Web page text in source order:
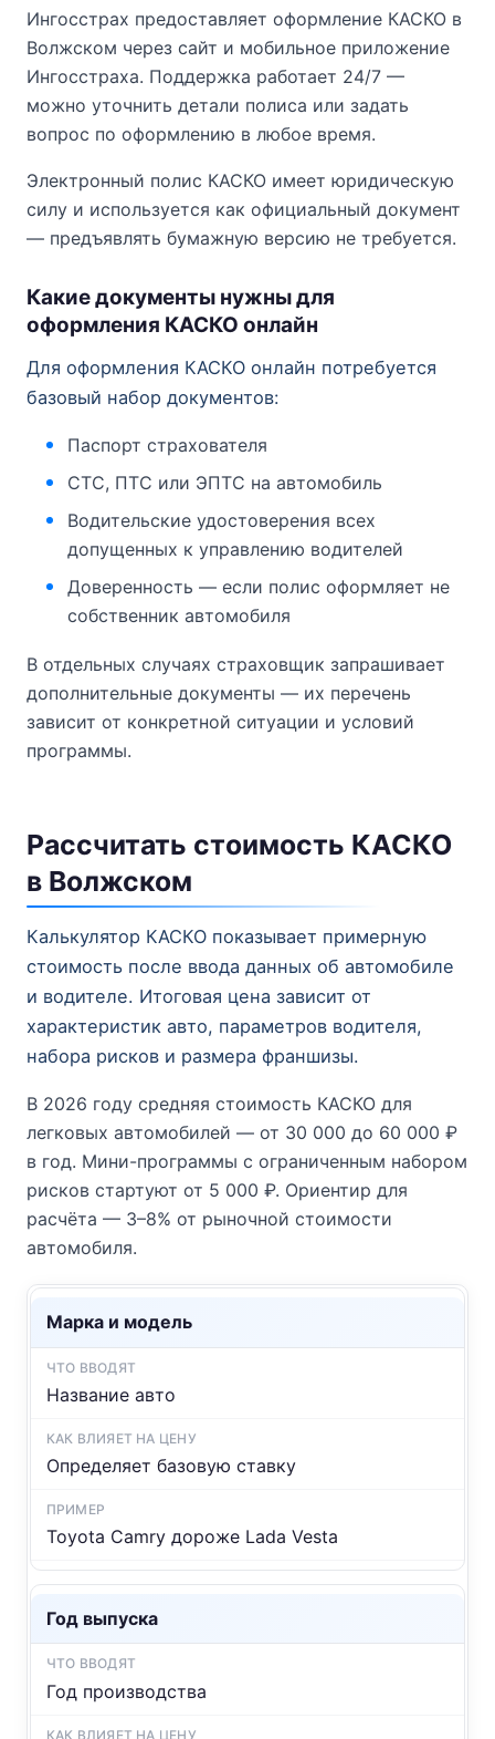
Ингосстрах предоставляет оформление КАСКО в
Волжском через сайт и мобильное приложение
Ингосстраха. Поддержка работает 24/7 —
можно уточнить детали полиса или задать
вопрос по оформлению в любое время.
Электронный полис КАСКО имеет юридическую
силу и используется как официальный документ
— предъявлять бумажную версию не требуется.
Какие документы нужны для
оформления КАСКО онлайн
Для оформления КАСКО онлайн потребуется
базовый набор документов:
Паспорт страхователя
СТС, ПТС или ЭПТС на автомобиль
Водительские удостоверения всех
допущенных к управлению водителей
Доверенность — если полис оформляет не
собственник автомобиля
В отдельных случаях страховщик запрашивает
дополнительные документы — их перечень
зависит от конкретной ситуации и условий
программы.
Рассчитать стоимость КАСКО
в Волжском
Калькулятор КАСКО показывает примерную
стоимость после ввода данных об автомобиле
и водителе. Итоговая цена зависит от
характеристик авто, параметров водителя,
набора рисков и размера франшизы.
В 2026 году средняя стоимость КАСКО для
легковых автомобилей — от 30 000 до 60 000 ₽
в год. Мини-программы с ограниченным набором
рисков стартуют от 5 000 ₽. Ориентир для
расчёта — 3–8% от рыночной стоимости
автомобиля.
Марка и модель
Название авто
Определяет базовую ставку
Toyota Camry дороже Lada Vesta
Год выпуска
Год производства